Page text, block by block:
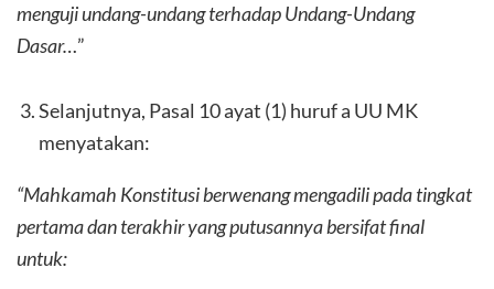
menguji undang-undang terhadap Undang-Undang
Dasar…”
Selanjutnya, Pasal 10 ayat (1) huruf a UU MK
menyatakan:
“Mahkamah Konstitusi berwenang mengadili pada tingkat
pertama dan terakhir yang putusannya bersifat final
untuk: